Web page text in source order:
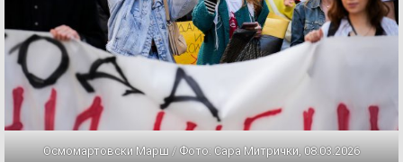
Осмомартовски Марш / Фото: Сара Митрички, 08.03.2026